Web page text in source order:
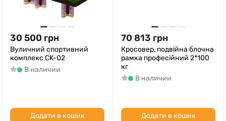
30 500 грн
Вуличний спортивний
комплекс CK-02
В наличии
Додати в кошик
70 813 грн
Кросовер, подвійна блочна
рамка професійний 2*100
кг
В наличии
Додати в кошик